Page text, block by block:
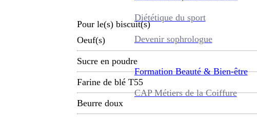
Diététique du sport
Devenir sophrologue
Formation Beauté & Bien-être
CAP Métiers de la Coiffure
Pour le(s) biscuit(s)
Oeuf(s)
Sucre en poudre
Farine de blé T55
Beurre doux